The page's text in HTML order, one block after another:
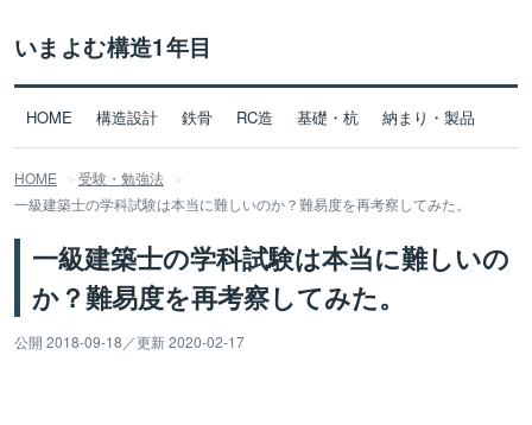
いまよむ構造1年目
HOME 構造設計 鉄骨 RC造 基礎・杭 納まり・製品
HOME
受験・勉強法
一級建築士の学科試験は本当に難しいのか？難易度を再考察してみた。
一級建築士の学科試験は本当に難しいの
か？難易度を再考察してみた。
公開 2018-09-18 ／更新 2020-02-17